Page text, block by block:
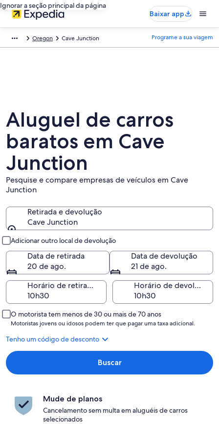
Ignorar a seção principal da página
Baixar app
Oregon Cave Junction Programe a sua viagem
Aluguel de carros
baratos em Cave
Junction
Pesquise e compare empresas de veículos em Cave
Junction
Retirada e devolução
Cave Junction
Adicionar outro local de devolução
Data de retirada
20 de ago.
Data de devolução
21 de ago.
Horário de retirada
Horário de devolução
O motorista tem menos de 30 ou mais de 70 anos
Motoristas jovens ou idosos podem ter que pagar uma taxa adicional.
Tenho um código de desconto
Buscar
Mude de planos
Cancelamento sem multa em aluguéis de carros
selecionados